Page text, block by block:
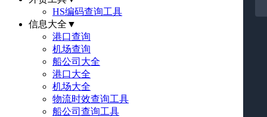
HS编码查询工具
信息大全 ▼
港口查询
机场查询
船公司大全
港口大全
机场大全
物流时效查询工具
船公司查询工具